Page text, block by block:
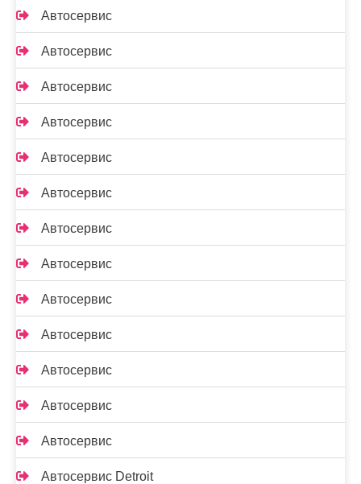
Автосервис
Автосервис
Автосервис
Автосервис
Автосервис
Автосервис
Автосервис
Автосервис
Автосервис
Автосервис
Автосервис
Автосервис
Автосервис
Автосервис Detroit